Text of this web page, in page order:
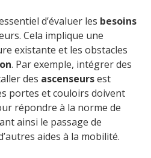
d’évaluer les besoins
Cela implique une
existante et les obstacles
. Par exemple, intégrer des
des ascenseursest
portes et couloirs doivent
répondre à la norme de
ainsi le passage de
aides à la mobilité.